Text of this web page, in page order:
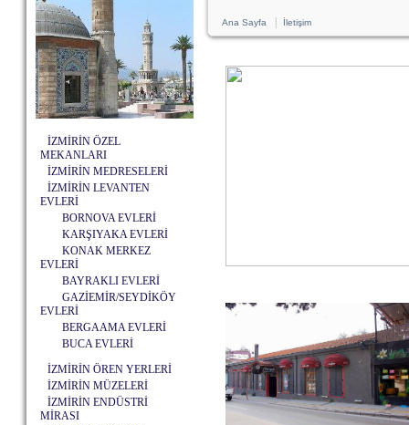
İZMİRİN ÖZEL
MEKANLARI
İZMİRİN MEDRESELERİ
İZMİRİN LEVANTEN
EVLERİ
BORNOVA EVLERİ
KARŞIYAKA EVLERİ
KONAK MERKEZ
EVLERİ
BAYRAKLI EVLERİ
GAZİEMİR/SEYDİKÖY
EVLERİ
BERGAAMA EVLERİ
BUCA EVLERİ
İZMİRİN ÖREN YERLERİ
İZMİRİN MÜZELERİ
İZMİRİN ENDÜSTRİ
MİRASI
Ana Sayfa İletişim